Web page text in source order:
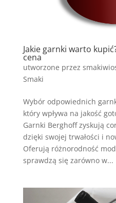
Jakie garnki warto
cena
utworzone przez
Smaki
Wybór odpowiednich
który wpływa na jakość
Garnki Berghoff zyskują
dzięki swojej trwałości i
Oferują różnorodność
sprawdzą się zarówno w...